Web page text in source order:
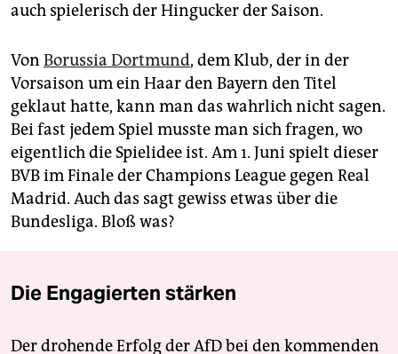
auch spielerisch der Hingucker der Saison.
Von Borussia Dortmund, dem Klub, der in der
Vorsaison um ein Haar den Bayern den Titel
geklaut hatte, kann man das wahrlich nicht sagen.
Bei fast jedem Spiel musste man sich fragen, wo
eigentlich die Spiel­idee ist. Am 1. Juni spielt dieser
BVB im Finale der Champions League gegen Real
Madrid. Auch das sagt gewiss etwas über die
Bundesliga. Bloß was?
Die Engagierten stärken
Der drohende Erfolg der AfD bei den kommenden